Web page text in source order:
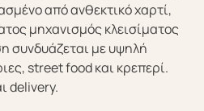
από ανθεκτικό χαρτί,
μηχανισμός κλεισίματος
συνδυάζεται με υψηλή
street food και κρεπερί.
delivery.